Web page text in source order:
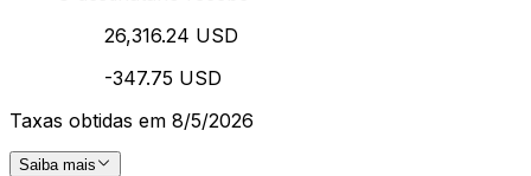
26,316.24 USD
-347.75 USD
Taxas obtidas em 8/5/2026
Saiba mais